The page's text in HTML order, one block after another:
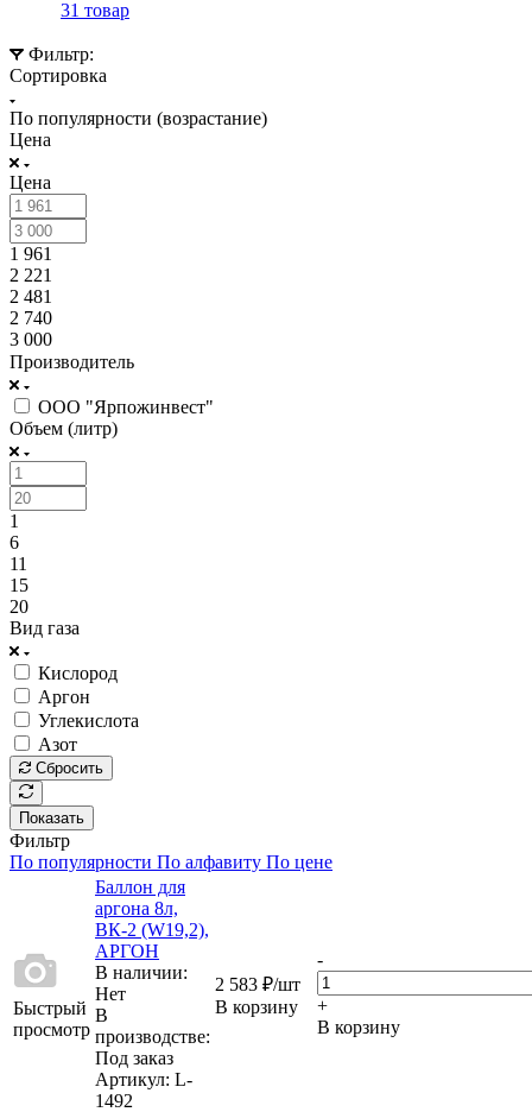
31 товар
Фильтр:
Сортировка
По популярности (возрастание)
Цена
Цена
1 961
2 221
2 481
2 740
3 000
Производитель
ООО "Ярпожинвест"
Объем (литр)
1
6
11
15
20
Вид газа
Кислород
Аргон
Углекислота
Азот
Сбросить
Показать
Фильтр
По популярности По алфавиту По цене
Быстрый
просмотр
Баллон для
аргона 8л,
ВК-2 (W19,2),
АРГОН
В наличии:
Нет
В
производстве:
Под заказ
Артикул: L-
1492
2 583 ₽/шт
В корзину
-
+
В корзину